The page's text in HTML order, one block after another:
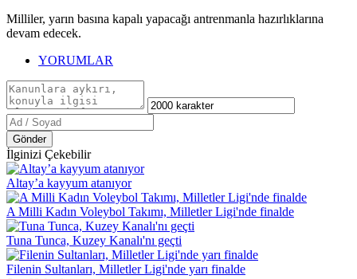
Milliler, yarın basına kapalı yapacağı antrenmanla hazırlıklarına
devam edecek.
YORUMLAR
Gönder
İlginizi Çekebilir
Altay’a kayyum atanıyor
A Milli Kadın Voleybol Takımı, Milletler Ligi'nde finalde
Tuna Tunca, Kuzey Kanalı'nı geçti
Filenin Sultanları, Milletler Ligi'nde yarı finalde